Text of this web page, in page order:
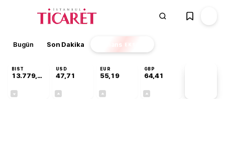
Bugün Son Dakika Finans EKSTRA
BIST
13.779,39
USD
47,71
EUR
55,19
GBP
64,41